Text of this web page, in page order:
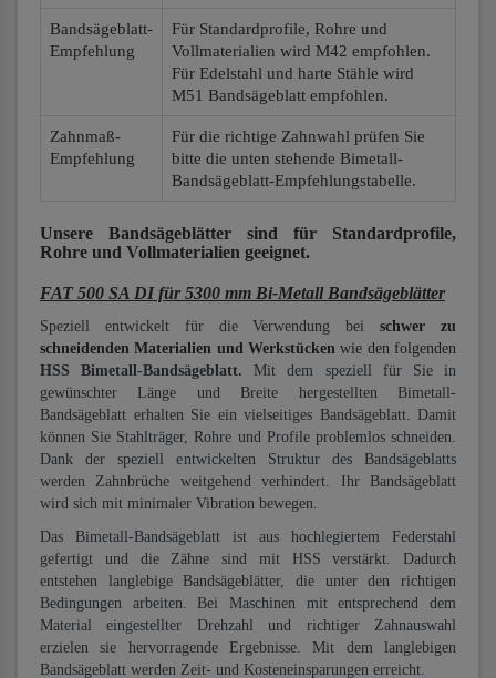
Bandsägeblatt-
Empfehlung
Für Standardprofile, Rohre und
Vollmaterialien wird M42 empfohlen.
Für Edelstahl und harte Stähle wird
M51 Bandsägeblatt empfohlen.
Zahnmaß-
Empfehlung
Für die richtige Zahnwahl prüfen Sie
bitte die unten stehende Bimetall-
Bandsägeblatt-Empfehlungstabelle.
Unsere Bandsägeblätter sind für Standardprofile,
Rohre und Vollmaterialien geeignet.
FAT 500 SA DI für 5300 mm Bi-Metall Bandsägeblätter
Speziell entwickelt für die Verwendung beischwer zu
schneidenden Materialien und Werkstücken wie den folgenden
HSS Bimetall-Bandsägeblatt. Mit dem speziell für Sie in
gewünschter Länge und Breite hergestellten Bimetall-
Bandsägeblatt erhalten Sie ein vielseitiges Bandsägeblatt. Damit
können Sie Stahlträger, Rohre und Profile problemlos schneiden.
Dank der speziell entwickelten Struktur des Bandsägeblatts
werden Zahnbrüche weitgehend verhindert. Ihr Bandsägeblatt
wird sich mit minimaler Vibration bewegen.
Das Bimetall-Bandsägeblatt ist aus hochlegiertem Federstahl
gefertigt und die Zähne sind mit HSS verstärkt. Dadurch
entstehen langlebige Bandsägeblätter, die unter den richtigen
Bedingungen arbeiten. Bei Maschinen mit entsprechend dem
Material eingestellter Drehzahl und richtiger Zahnauswahl
erzielen sie hervorragende Ergebnisse. Mit dem langlebigen
Bandsägeblatt werden Zeit- und Kosteneinsparungen erreicht.